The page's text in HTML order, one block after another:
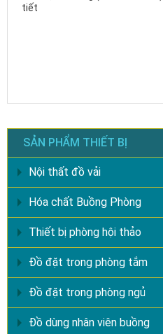
tiết
SẢN PHẨM THIẾT BỊ
Nội thất đồ vải
Hóa chất Buồng Phòng
Thiết bị phòng hội thảo
Đồ đặt trong phòng tắm
Đồ đặt trong phòng ngủ
Đồ dùng nhân viên buồng